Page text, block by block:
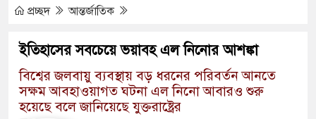
প্রচ্ছদ আন্তর্জাতিক
ইতিহাসের সবচেয়ে ভয়াবহ এল নিনোর আশঙ্কা
বিশ্বের জলবায়ু ব্যবস্থায় বড় ধরনের পরিবর্তন আনতে
সক্ষম আবহাওয়াগত ঘটনা এল নিনো আবারও শুরু
হয়েছে বলে জানিয়েছে যুক্তরাষ্ট্রের